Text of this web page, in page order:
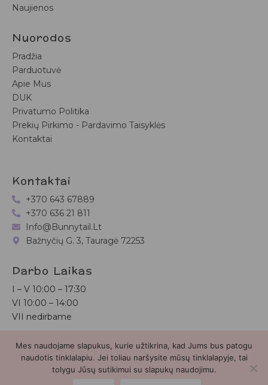
Naujienos
Nuorodos
Pradžia
Parduotuvė
Apie Mus
DUK
Privatumo Politika
Prekių Pirkimo - Pardavimo Taisyklės
Kontaktai
Kontaktai
+370 643 67889
+370 636 21 811
Info@bunnytail.lt
Bažnyčių G. 3, Tauragė 72253
Darbo Laikas
I – V 10:00 – 17:30
VI 10:00 – 14:00
VII nedirbame
Bunnytail.lt| Copyright 2026 | Svetainė sukurtaMyra.lt
Mes naudojame slapukus, kurie užtikrina, kad Jums bus patogu
naudotis tinklalapiu. Jei toliau naršysite mūsų tinklalapyje, tai
tolygu Jūsų sutikimui su slapukų naudojimu.